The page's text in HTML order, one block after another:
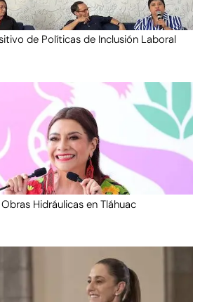
de Políticas de Inclusión Laboral
Hidráulicas en Tláhuac